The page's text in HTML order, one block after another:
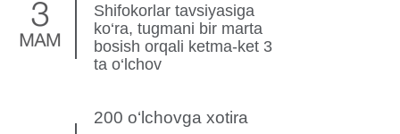
Shifokorlar tavsiyasiga
ko‘ra, tugmani bir marta
bosish orqali ketma-ket 3
ta o‘lchov
200 o‘lchovga xotira